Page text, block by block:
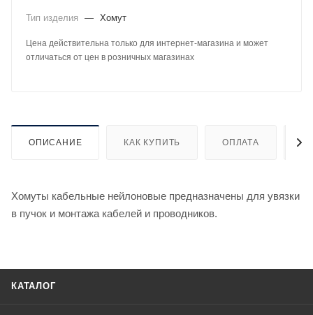
Тип изделия — Хомут
Цена действительна только для интернет-магазина и может
отличаться от цен в розничных магазинах
ОПИСАНИЕ КАК КУПИТЬ ОПЛАТА
Хомуты кабельные нейлоновые предназначены для увязки
в пучок и монтажа кабелей и проводников.
КАТАЛОГ